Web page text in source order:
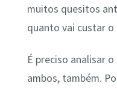
muitos quesitos
quanto vai custar o
É preciso analisar
ambos, também.